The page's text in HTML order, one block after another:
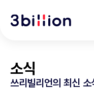
소식
쓰리빌리언의 최신